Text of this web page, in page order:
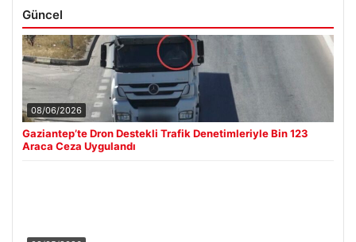
Güncel
08/06/2026
Gaziantep’te Dron Destekli Trafik Denetimleriyle Bin 123
Araca Ceza Uygulandı